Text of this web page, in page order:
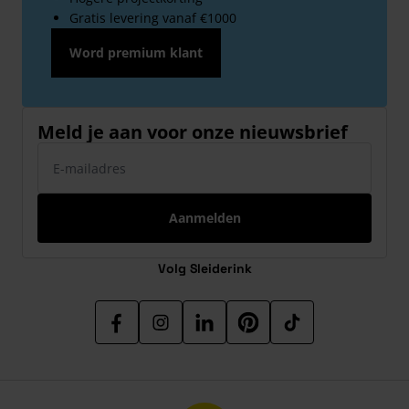
Gratis levering vanaf €1000
Word premium klant
Meld je aan voor onze nieuwsbrief
Aanmelden
Volg Sleiderink